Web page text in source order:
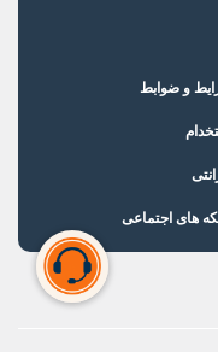
و ضوابط
های اجتماعی